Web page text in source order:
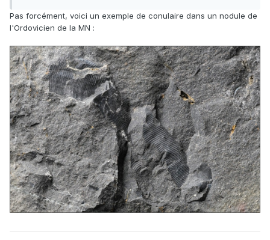
Voici un autre graptolithe (Phyllograptus sp ?) venant de la
Dominelais.
Pas forcément, voici un exemple de conulaire dans un nodule de
l'Ordovicien de la MN :